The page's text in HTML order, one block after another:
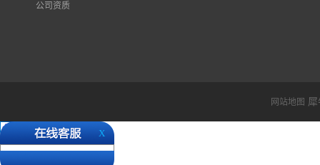
公司资质
网站地图
X